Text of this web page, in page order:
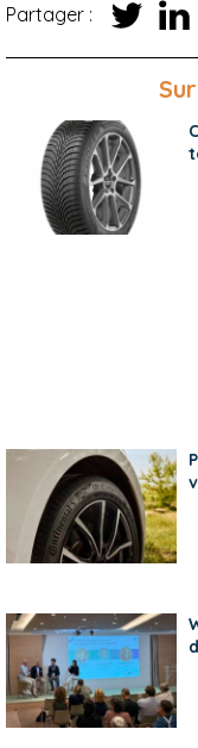
Partager :